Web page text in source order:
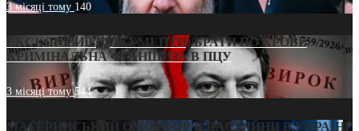
3 місяці тому 140
ЕКСКЛЮЗИВ (ДОКУМЕНТИ)/БРАТИ ПО КРОВІ:
КРИМІНАЛЬНА ФРАНШИЗА В ПЦУ
3 місяці тому544
МАТЕРИНСЬКИЙ ОМОРФОР В ЧАС ВІЙНИ В УКРАЇНІ